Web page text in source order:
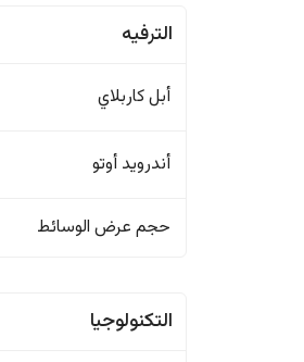
الترفيه
أبل كاربلاي
أندرويد أوتو
حجم عرض الوسائط
التكنولوجيا